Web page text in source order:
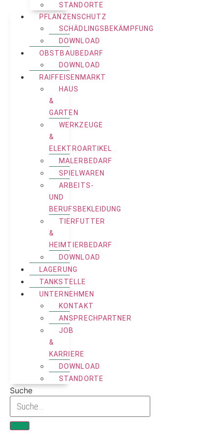
STANDORTE
PFLANZENSCHUTZ
SCHÄDLINGSBEKÄMPFUNG
DOWNLOAD
OBSTBAUBEDARF
DOWNLOAD
RAIFFEISENMARKT
HAUS
&
GARTEN
WERKZEUGE
&
ELEKTROARTIKEL
MALERBEDARF
SPIELWAREN
ARBEITS-
UND
BERUFSBEKLEIDUNG
TIERFUTTER
&
HEIMTIERBEDARF
DOWNLOAD
LAGERUNG
TANKSTELLE
UNTERNEHMEN
KONTAKT
ANSPRECHPARTNER
JOB
&
KARRIERE
DOWNLOAD
STANDORTE
Suche